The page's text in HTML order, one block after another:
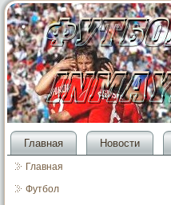
Главная Новости
Главная
Футбол